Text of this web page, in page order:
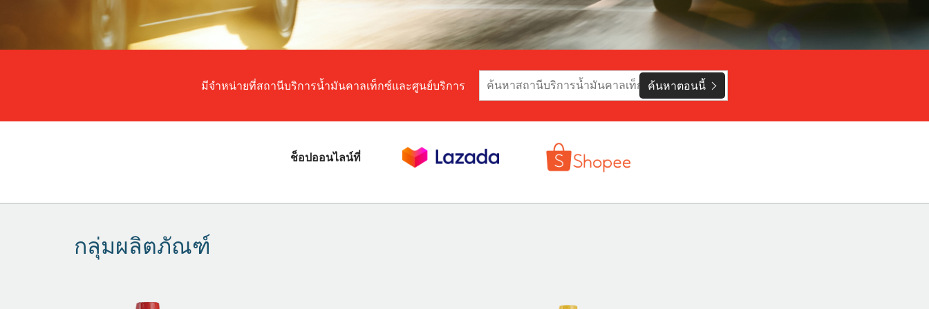
มีจำหน่ายที่สถานีบริการน้ำมันคาลเท็กซ์และศูนย์บริการ ค้นหาตอนนี้
ช็อปออนไลน์ที่
กลุ่มผลิตภัณฑ์